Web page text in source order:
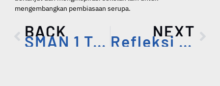
mengembangkan pembiasaan serupa.
BACK
SMAN 1 Tegaldlimo Ikuti Upacara HUT RI Ke-80 di Lapangan Persen
NEXT
Refleksi Pembelajaran SMAN 1 Tegaldlimo: Wujud Komitmen Peningkatan Kualitas Pendidikan